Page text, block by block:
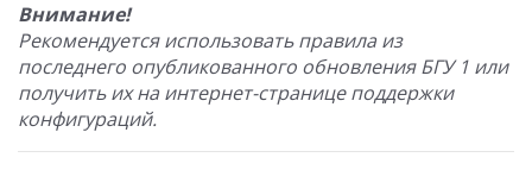
Внимание!
Рекомендуется использовать правила из
последнего опубликованного обновления БГУ 1 или
получить их на интернет-странице поддержки
конфигураций.